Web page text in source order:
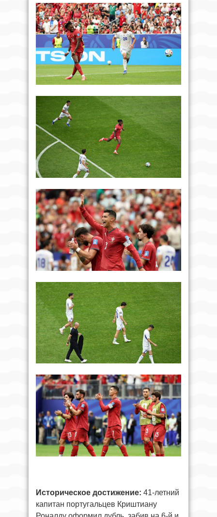
Историческое достижение: 41-летний
капитан португальцев Криштиану